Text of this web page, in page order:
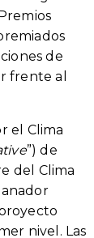
de
frente al
el Clima
”) de
del Clima
nivel. Las